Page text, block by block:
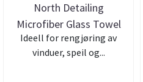
North Detailing
Microfiber Glass Towel
Ideell for rengjøring av
vinduer, speil og...